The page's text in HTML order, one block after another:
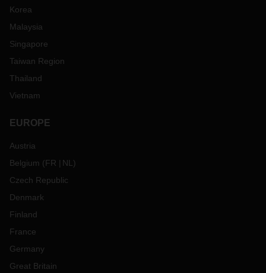
Korea
Malaysia
Singapore
Taiwan Region
Thailand
Vietnam
EUROPE
Austria
Belgium (FR NL )
Czech Republic
Denmark
Finland
France
Germany
Great Britain